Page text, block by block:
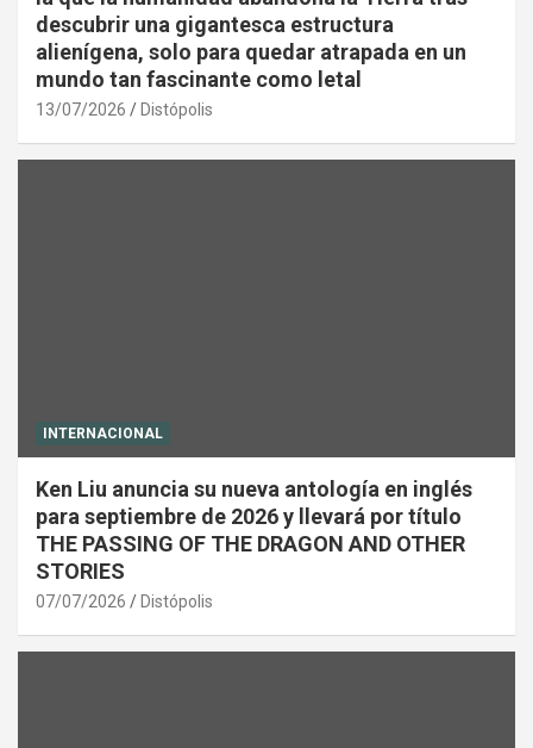
descubrir una gigantesca estructura
alienígena, solo para quedar atrapada en un
mundo tan fascinante como letal
13/07/2026 Distópolis
INTERNACIONAL
Ken Liu anuncia su nueva antología en inglés
para septiembre de 2026 y llevará por título
THE PASSING OF THE DRAGON AND OTHER
STORIES
07/07/2026 Distópolis